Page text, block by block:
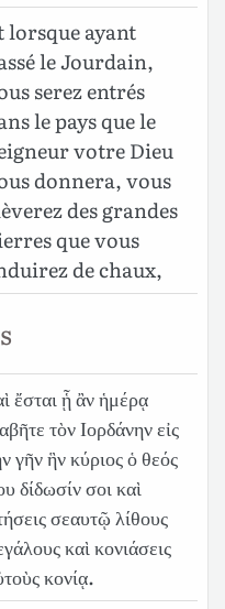
lorsque ayant
le Jourdain,
serez entrés
le pays que le
votre Dieu
donnera, vous
des grandes
que vous
de chaux,
ἔσται ᾗ ἂν ἡμέρᾳ
τὸν Ιορδάνην εἰς
γῆν ἣν κύριος ὁ θεός
δίδωσίν σοι καὶ
σεαυτῷ λίθους
καὶ κονιάσεις
κονίᾳ.